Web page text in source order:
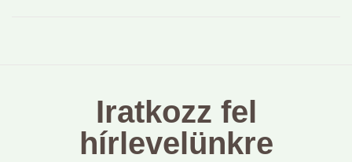
Iratkozz fel
hírlevelünkre